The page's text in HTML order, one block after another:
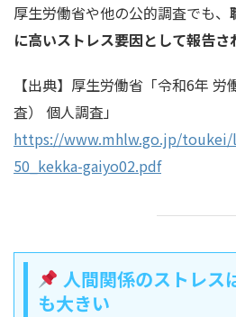
厚生労働省や他の公的調査でも、
に高いストレス要因として報告さ
【出典】厚生労働省「令和6年
査） 個人調査」
https://www.mhlw.go.jp/
50_kekka-gaiyo02.pdf
人間関係のストレス
も大きい